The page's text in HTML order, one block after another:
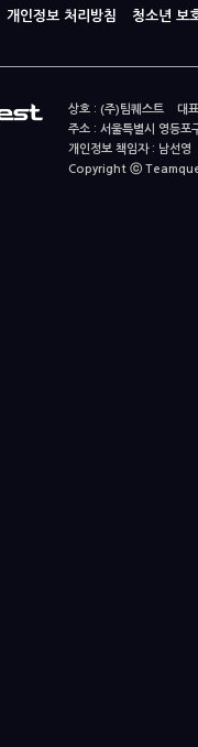
개인정보 처리방침 청소년 보
상호 : (주)팀퀘스트 대
주소 : 서울특별시 영등
개인정보 책임자 : 남
Copyright ⓒ